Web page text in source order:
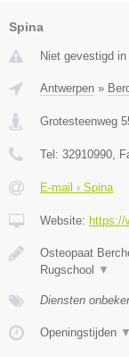
Spina
Niet gevestigd
Antwerpen »
Grotesteenweg
Tel: 32910990 ,
E-mail › Spina
Website: https://
Osteopaat
Rugschool
▼
Diensten
Openingstijden ▼